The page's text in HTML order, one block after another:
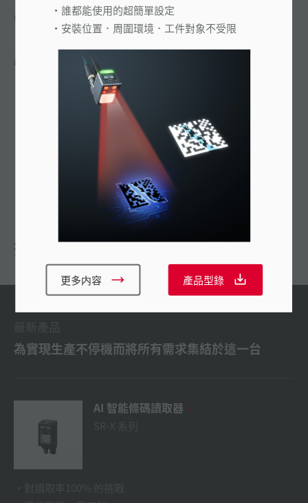
0800-010-898
產品特性
最大讀取範圍：305 mm 長距離
與Ethernet 相容: EtherNet/IP®+PoE
四種型號滿足各種應用
Auto ID Network Navigator
推薦
為實現生產不停機而將所有需求集結於這一台
AI 智能條碼讀取器
誰都能使用的超簡單設定
安裝位置．周圍環境．工件對象不受限
更多内容 產品型錄